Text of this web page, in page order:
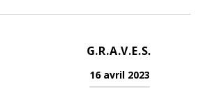
G.R.A.V.E.S.
16 avril 2023